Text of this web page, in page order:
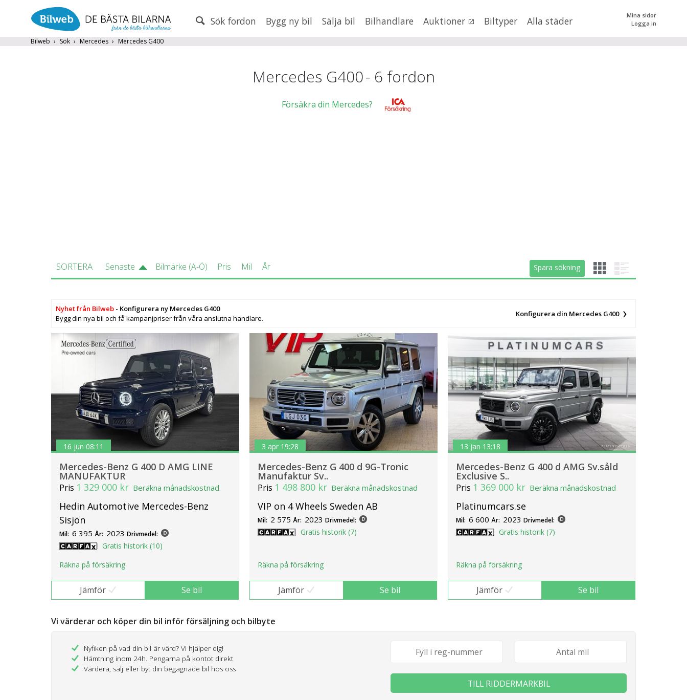
Sök fordon Bygg ny bil Sälja bil Bilhandlare Auktioner Biltyper Alla städer
Mina sidor
Logga in
Bilweb Sök Mercedes Mercedes G400
0 kr tillmer än 500000
Mercedes G400- 6 fordon
Försäkra din Mercedes?
SORTERA Senaste Bilmärke (A-Ö) Pris Mil År Spara sökning
Spara sökning
Nyhet från Bilweb - Konfigurera ny Mercedes G400
Bygg din nya bil och få kampanjpriser från våra anslutna handlare.
Konfigurera din Mercedes G400
16 jun 08:11
Mercedes-Benz G 400 D AMG LINE
MANUFAKTUR
Pris 1 329 000 kr Beräkna månadskostnad
Hedin Automotive Mercedes-Benz
Sisjön
Mil: 6 395 År: 2023 Drivmedel:
Gratis historik (10)
Räkna på försäkring
Jämför Se bil
3 apr 19:28
Mercedes-Benz G 400 d 9G-Tronic
Manufaktur Sv..
Pris 1 498 800 kr Beräkna månadskostnad
VIP on 4 Wheels Sweden AB
Mil: 2 575 År: 2023 Drivmedel:
Gratis historik (7)
Räkna på försäkring
Jämför Se bil
13 jan 13:18
Mercedes-Benz G 400 d AMG Sv.såld
Exclusive S..
Pris 1 369 000 kr Beräkna månadskostnad
Platinumcars.se
Mil: 6 600 År: 2023 Drivmedel:
Gratis historik (7)
Räkna på försäkring
Jämför Se bil
Vi värderar och köper din bil inför försäljning och bilbyte
Nyfiken på vad din bil är värd? Vi hjälper dig!
Hämtning inom 24h. Pengarna på kontot direkt
Värdera, sälj eller byt din begagnade bil hos oss
TILL RIDDERMARKBIL